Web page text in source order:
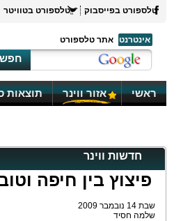
טלספורט בפייסבוק טלספורט בטוויטר
אינטרנט
אתר טלספורט
חפש
ראשי אזור ווינר תוצאות
חדשות ווינר
פיצוץ בין חיפה
שבת 14 נובמבר 2009
שלמה חסיד